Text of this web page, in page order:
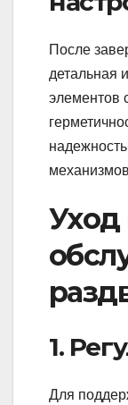
После
детальная
элементов
Уход
1.
Для